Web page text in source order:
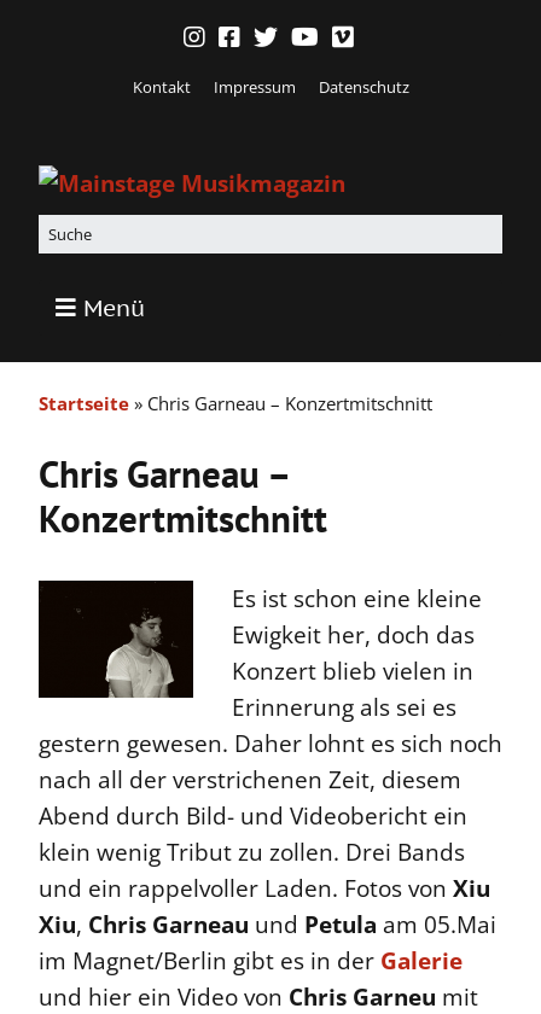
Kontakt Impressum Datenschutz
Menü
Startseite » Chris Garneau – Konzertmitschnitt
Chris Garneau –
Konzertmitschnitt
Es ist schon eine kleine
Ewigkeit her, doch das
Konzert blieb vielen in
Erinnerung als sei es
gestern gewesen. Daher lohnt es sich noch
nach all der verstrichenen Zeit, diesem
Abend durch Bild- und Videobericht ein
klein wenig Tribut zu zollen. Drei Bands
und ein rappelvoller Laden. Fotos von Xiu
Xiu, Chris Garneau und Petula am 05.Mai
im Magnet/Berlin gibt es in der Galerie
und hier ein Video von Chris Garneu mit